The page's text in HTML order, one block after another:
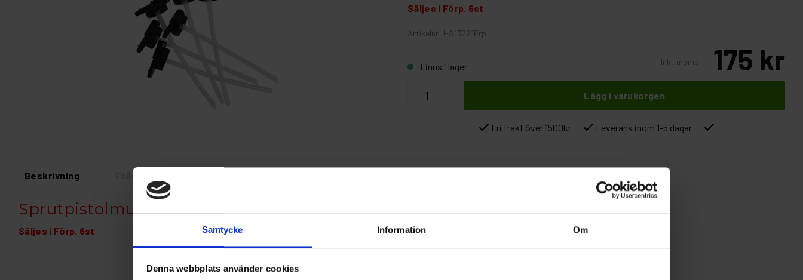
Samtycke Information Om
Denna webbplats använder cookies
Säljes i Förp. 6st
Artikelnr: HA13221Frp
Finns i lager Inkl. moms: 175 kr
Lägg i varukorgen
Fri frakt över 1500kr Leverans inom 1-5 dagar
Beskrivning Fråga om produkt
Sprutpistolmunstycke + Stigarrör till Pistol220
Säljes i Förp. 6st